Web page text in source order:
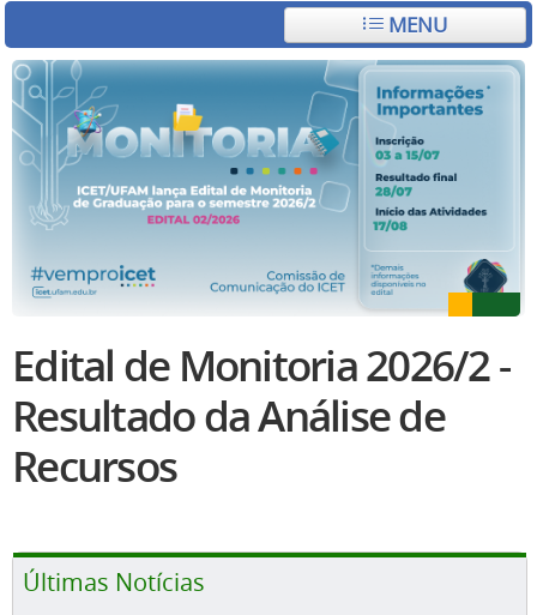
MENU
Acesso “Minha Biblioteca”
Últimas Notícias
ICET/UFAM lança RESULTADO FINAL (REABERTURA) do Edital de
Monitoria do...